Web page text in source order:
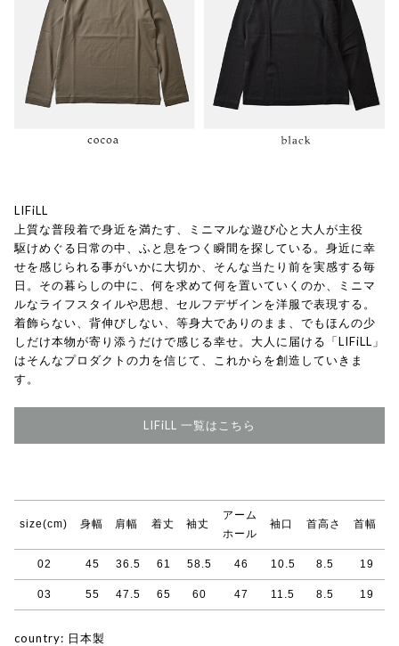
LIFiLL
上質な普段着で身近を満たす、ミニマルな遊び心と大人が主役
駆けめぐる日常の中、ふと息をつく瞬間を探している。身近に幸
せを感じられる事がいかに大切か、そんな当たり前を実感する毎
日。その暮らしの中に、何を求めて何を置いていくのか、ミニマ
ルなライフスタイルや思想、セルフデザインを洋服で表現する。
着飾らない、背伸びしない、等身大でありのまま、でもほんの少
しだけ本物が寄り添うだけで感じる幸せ。大人に届ける「LIFiLL」
はそんなプロダクトの力を信じて、これからを創造していきま
す。
LIFiLL 一覧はこちら
size(cm) 身幅 肩幅 着丈 袖丈
アーム
ホール
袖口 首高さ 首幅
02 45 36.5 61 58.5 46 10.5 8.5 19
03 55 47.5 65 60 47 11.5 8.5 19
country: 日本製